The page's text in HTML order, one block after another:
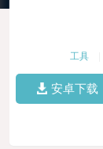
工具
安卓下载